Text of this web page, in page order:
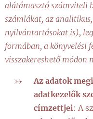
alátámasztó számviteli
számlákat, az
nyilvántartásokat is),
formában, a könyvelési
visszakereshető módon
Az adatok
adatkezelők
címzettjei: A